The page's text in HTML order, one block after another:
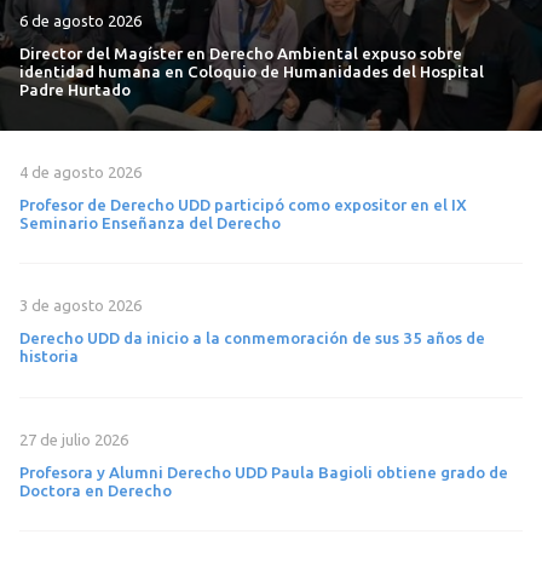
6 de agosto 2026
Director del Magíster en Derecho Ambiental expuso sobre
identidad humana en Coloquio de Humanidades del Hospital
Padre Hurtado
4 de agosto 2026
Profesor de Derecho UDD participó como expositor en el IX
Seminario Enseñanza del Derecho
3 de agosto 2026
Derecho UDD da inicio a la conmemoración de sus 35 años de
historia
27 de julio 2026
Profesora y Alumni Derecho UDD Paula Bagioli obtiene grado de
Doctora en Derecho